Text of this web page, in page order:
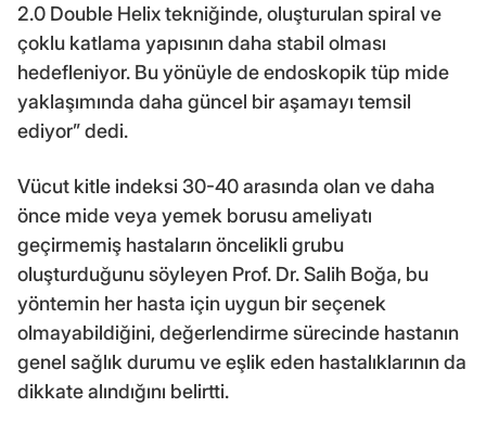
2.0 Double Helix tekniğinde, oluşturulan spiral ve
çoklu katlama yapısının daha stabil olması
hedefleniyor. Bu yönüyle de endoskopik tüp mide
yaklaşımında daha güncel bir aşamayı temsil
ediyor” dedi.
Vücut kitle indeksi 30-40 arasında olan ve daha
önce mide veya yemek borusu ameliyatı
geçirmemiş hastaların öncelikli grubu
oluşturduğunu söyleyen Prof. Dr. Salih Boğa, bu
yöntemin her hasta için uygun bir seçenek
olmayabildiğini, değerlendirme sürecinde hastanın
genel sağlık durumu ve eşlik eden hastalıklarının da
dikkate alındığını belirtti.